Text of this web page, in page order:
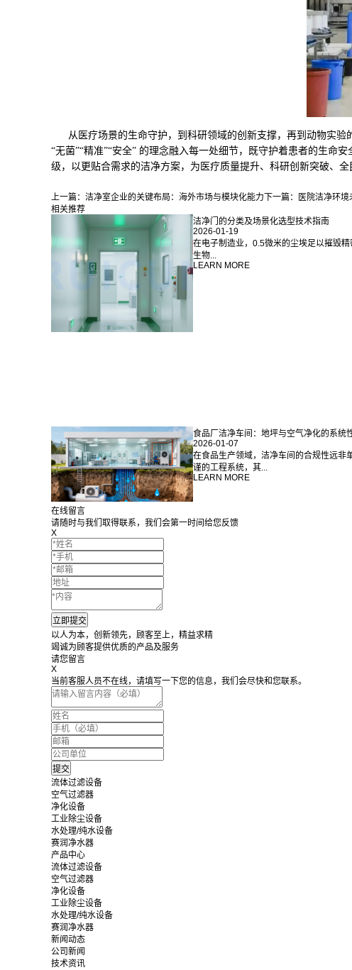
从医疗场景的生命守护，到科研领域的创新支撑，再到动物实
“无菌”“精准”“安全” 的理念融入每一处细节，既守护着患者的生命
级，以更贴合需求的洁净方案，为医疗质量提升、科研创新突破、
上一篇： 洁净室企业的关键布局：海外市场与模块化能力 下一篇：
医院洁净环
相关推荐
洁净门的分类及场景化选型技术指南
2026-01-19
在电子制造业，0.5微米的尘埃足以摧毁
生物...
LEARN MORE
食品厂洁净车间：地坪与空气净化的系统
2026-01-07
在食品生产领域，洁净车间的合规性远非
谨的工程系统，其...
LEARN MORE
在线留言
请随时与我们取得联系，我们会第一时间给您反馈
X
以人为本，创新领先，顾客至上，精益求精
竭诚为顾客提供优质的产品及服务
请您留言
X
当前客服人员不在线，请填写一下您的信息，我们会尽快和您联系。
流体过滤设备
空气过滤器
净化设备
工业除尘设备
水处理/纯水设备
赛润净水器
产品中心
流体过滤设备
空气过滤器
净化设备
工业除尘设备
水处理/纯水设备
赛润净水器
新闻动态
公司新闻
技术资讯